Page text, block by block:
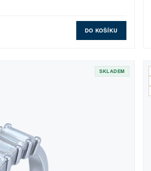
DO KOŠÍKU
SKLADEM